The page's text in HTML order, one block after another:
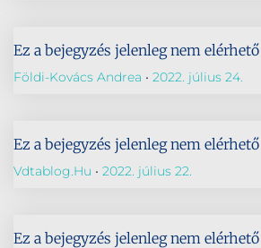
Ez a bejegyzés jelenleg nem elérhető
Földi-Kovács Andrea 2022. július 24.
Ez a bejegyzés jelenleg nem elérhető
Vdtablog.hu 2022. július 22.
Ez a bejegyzés jelenleg nem elérhető